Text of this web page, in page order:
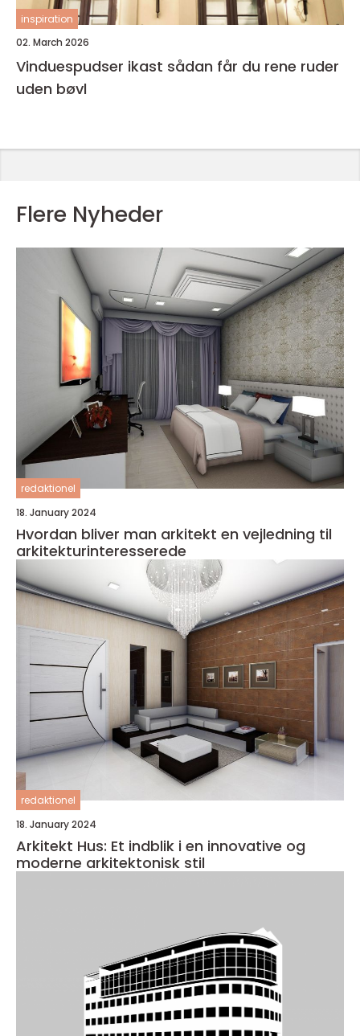
inspiration
02. March 2026
Vinduespudser ikast sådan får du rene ruder
uden bøvl
Flere Nyheder
redaktionel
18. January 2024
Hvordan bliver man arkitekt en vejledning til
arkitekturinteresserede
redaktionel
18. January 2024
Arkitekt Hus: Et indblik i en innovative og
moderne arkitektonisk stil